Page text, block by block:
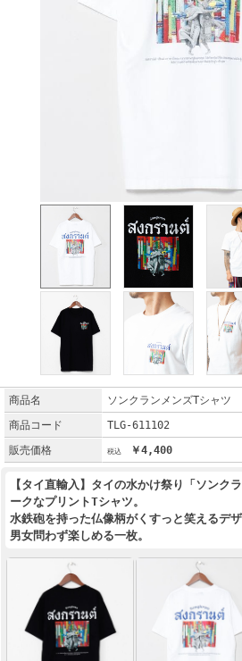
商品名
ソンクランメンズTシャツ
商品コード
TLG-611102
販売価格
￥4,400
【タイ直輸入】タイの水かけ祭り「ソンク
ークなプリントTシャツ。
水鉄砲を持った仏像柄がくすっと笑えるデザ
男女問わず楽しめる一枚。